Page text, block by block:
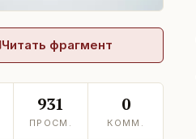
Читать фрагмент
931
ПРОСМ.
0
КОММ.